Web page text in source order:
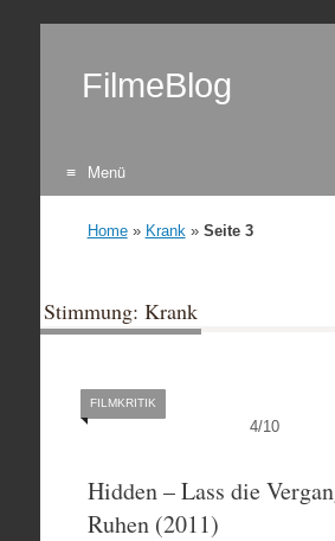
FilmeBlog
Menü
Home» Krank» Seite 3
Stimmung: Krank
4/10
FILMKRITIK
Hidden – Lass die
Ruhen (2011)